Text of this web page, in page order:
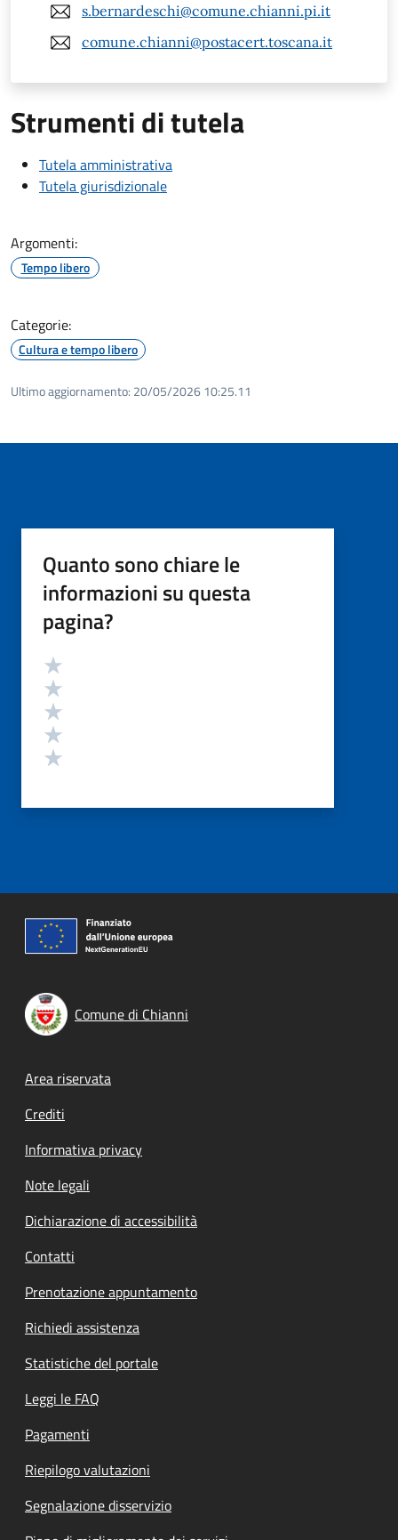
s.bernardeschi@comune.chianni.pi.it
comune.chianni@postacert.toscana.it
Strumenti di tutela
Tutela amministrativa
Tutela giurisdizionale
Argomenti:
Tempo libero
Categorie:
Cultura e tempo libero
Ultimo aggiornamento: 20/05/2026 10:25.11
Quanto sono chiare le
informazioni su questa
pagina?
Valutazione
Comune di Chianni
Footer menu
Area riservata
Crediti
Informativa privacy
Note legali
Dichiarazione di accessibilità
Contatti
Prenotazione appuntamento
Richiedi assistenza
Statistiche del portale
Leggi le FAQ
Pagamenti
Riepilogo valutazioni
Segnalazione disservizio